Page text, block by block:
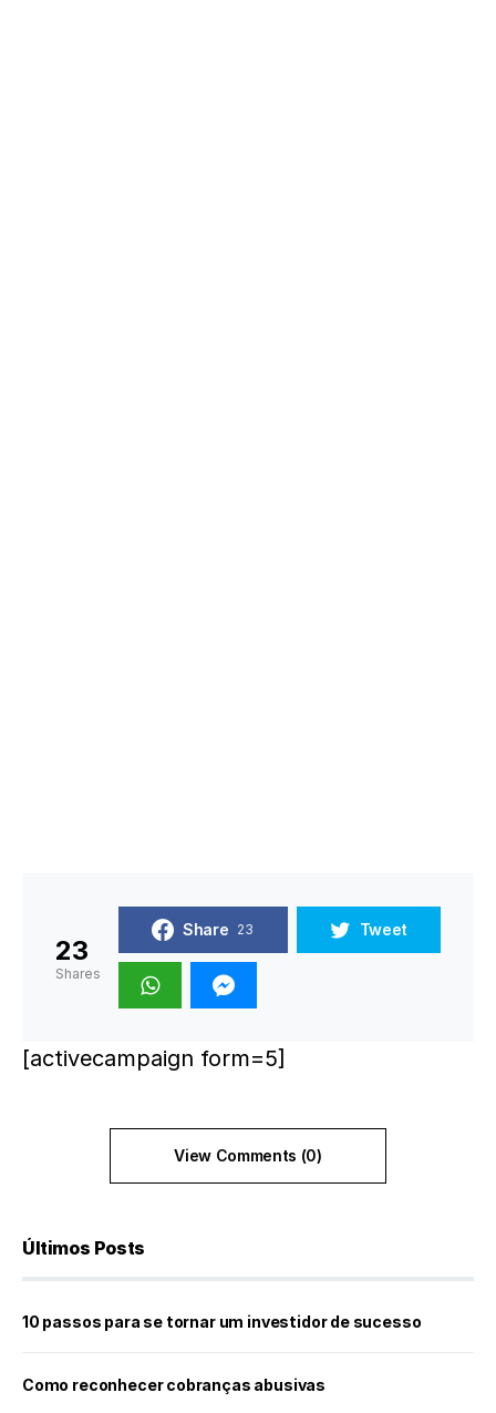
23
Shares
Share 23 Tweet
[activecampaign form=5]
View Comments (0)
Últimos Posts
10 passos para se tornar um investidor de sucesso
Como reconhecer cobranças abusivas